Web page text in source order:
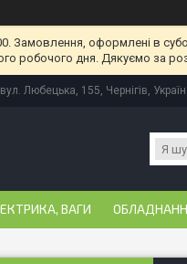
Замовлення, оформлені в
робочого дня. Дякуємо за
вул. Любецька, 155, Чернігів,
ВАГИ